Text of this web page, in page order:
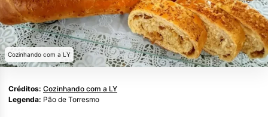
Cozinhando com a LY
Créditos: Cozinhando com a LY
Legenda: Pão de Torresmo